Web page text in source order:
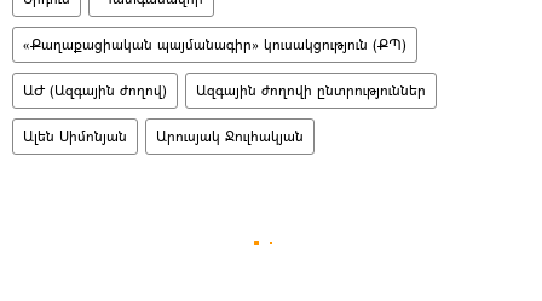
«Քաղաքացիական պայմանագիր» կուսակցություն (ՔՊ)
ԱԺ (Ազգային ժողով) Ազգային ժողովի ընտրություններ
Ալեն Սիմոնյան Արուսյակ Ջուլհակյան